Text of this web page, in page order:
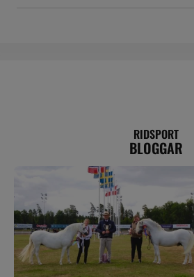
RIDSPORT
BLOGGAR